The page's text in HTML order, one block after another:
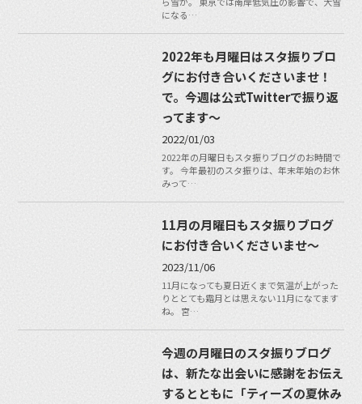
になる…
2022年も月曜日はスタ振りブロ
グにお付き合いくださいませ！
で。今週は公式Twitterで振り返
ってます〜
2022/01/03
2022年の月曜日もスタ振りブログのお時間で
す。 今年最初のスタ振りは、年末年始のお休
みって…
11月の月曜日もスタ振りブログ
にお付き合いくださいませ〜
2023/11/06
11月になっても夏日近くまで気温が上がった
りととても霜月とは思えない11月になてます
ね。 宮…
今週の月曜日のスタ振りブログ
は、新たな出会いに感謝をお伝え
するとともに「ティーズの夏休み